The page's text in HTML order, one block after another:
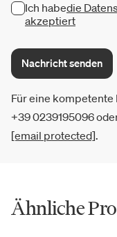
Ich habedie
akzeptiert
Nachricht senden
Für eine kompetente
+39 0239195096
[email protected].
Ähnliche